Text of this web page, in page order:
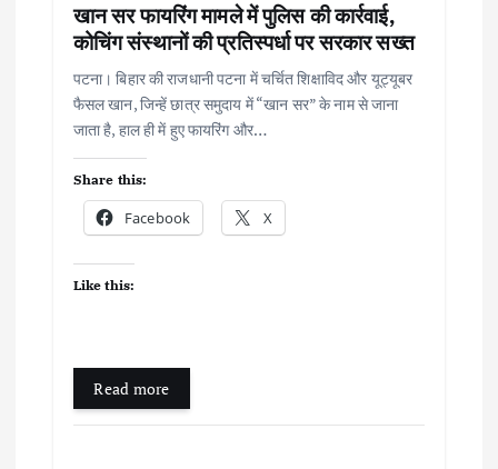
खान सर फायरिंग मामले में पुलिस की कार्रवाई,
कोचिंग संस्थानों की प्रतिस्पर्धा पर सरकार सख्त
पटना। बिहार की राजधानी पटना में चर्चित शिक्षाविद और यूट्यूबर
फैसल खान, जिन्हें छात्र समुदाय में “खान सर” के नाम से जाना
जाता है, हाल ही में हुए फायरिंग और…
Share this:
Facebook X
Like this:
Read more